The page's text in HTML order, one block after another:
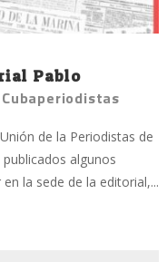
Pablo
de la Periodistas de
algunos
la sede de la editorial,...